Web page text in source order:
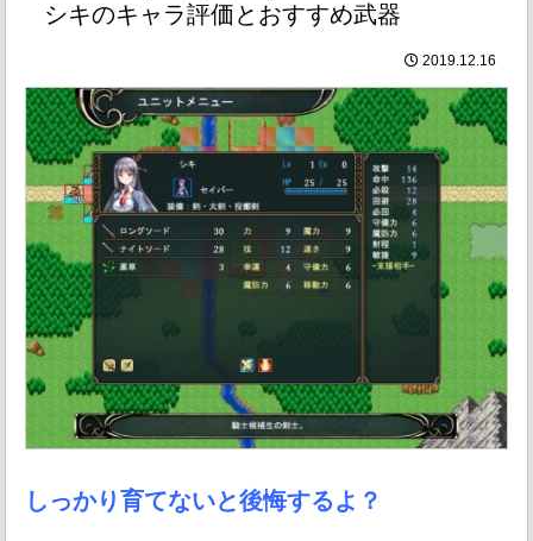
シキのキャラ評価とおすすめ武器
2019.12.16
しっかり育てないと後悔するよ？